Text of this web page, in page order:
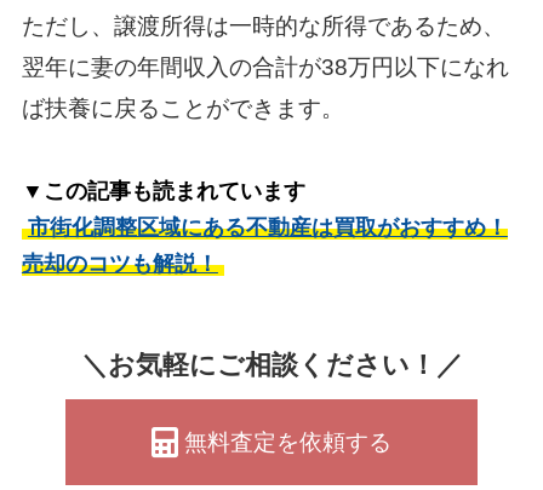
ただし、譲渡所得は一時的な所得であるため、
翌年に妻の年間収入の合計が38万円以下になれ
ば扶養に戻ることができます。
▼この記事も読まれています
市街化調整区域にある不動産は買取がおすすめ！
売却のコツも解説！
＼お気軽にご相談ください！／
無料査定を依頼する